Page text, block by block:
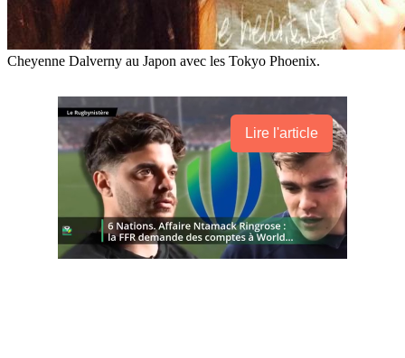
Cheyenne Dalverny au Japon avec les Tokyo Phoenix.
Lire l'article